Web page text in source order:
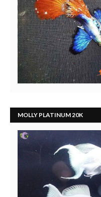
MOLLY PLATINUM 20K